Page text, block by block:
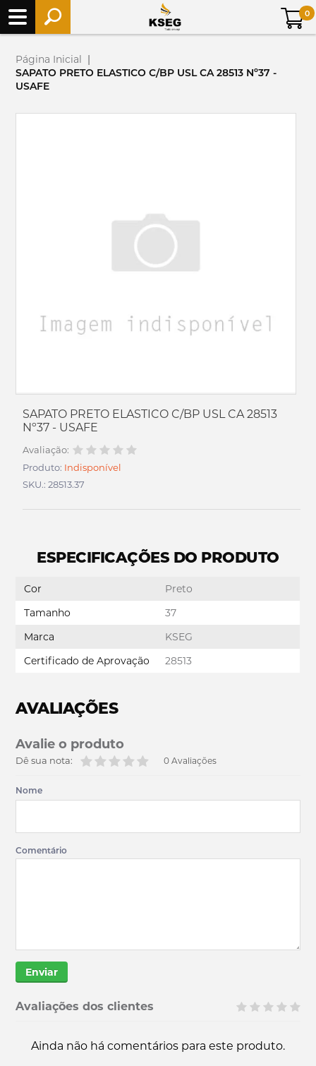
0
Página Inicial |
SAPATO PRETO ELASTICO C/BP USL CA 28513 Nº37 -
USAFE
SAPATO PRETO ELASTICO C/BP USL CA 28513
Nº37 - USAFE
Avaliação:
Produto: Indisponível
SKU.: 28513.37
ESPECIFICAÇÕES DO PRODUTO
Cor
Preto
Tamanho
37
Marca
KSEG
Certificado de Aprovação
28513
AVALIAÇÕES
Avalie o produto
0 Avaliações
Dê sua nota:
Nome
Comentário
Enviar
Avaliações dos clientes
Ainda não há comentários para este produto.